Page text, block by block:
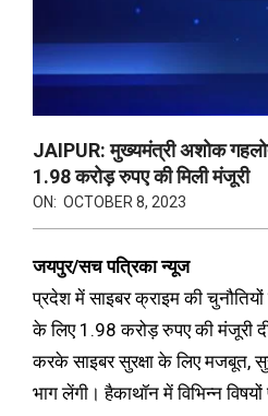
JAIPUR: मुख्यमंत्री अशोक
1.98 करोड़ रुपए की मिली मंजूरी
ON: OCTOBER 8, 2023
जयपुर/सच पत्रिका न्यूज
प्रदेश में साइबर क्राइम की
के लिए 1.98 करोड़ रुपए की मंजूरी
करके साइबर सुरक्षा के लिए मजबूत,
भाग लेंगी। हैकाथॉन में विभिन्न